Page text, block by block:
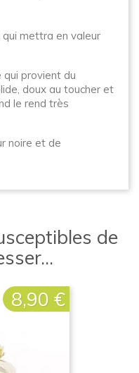
qui mettra en valeur
qui provient du
doux au toucher et
le rend très
noire et de
de
Prix
8,90 €